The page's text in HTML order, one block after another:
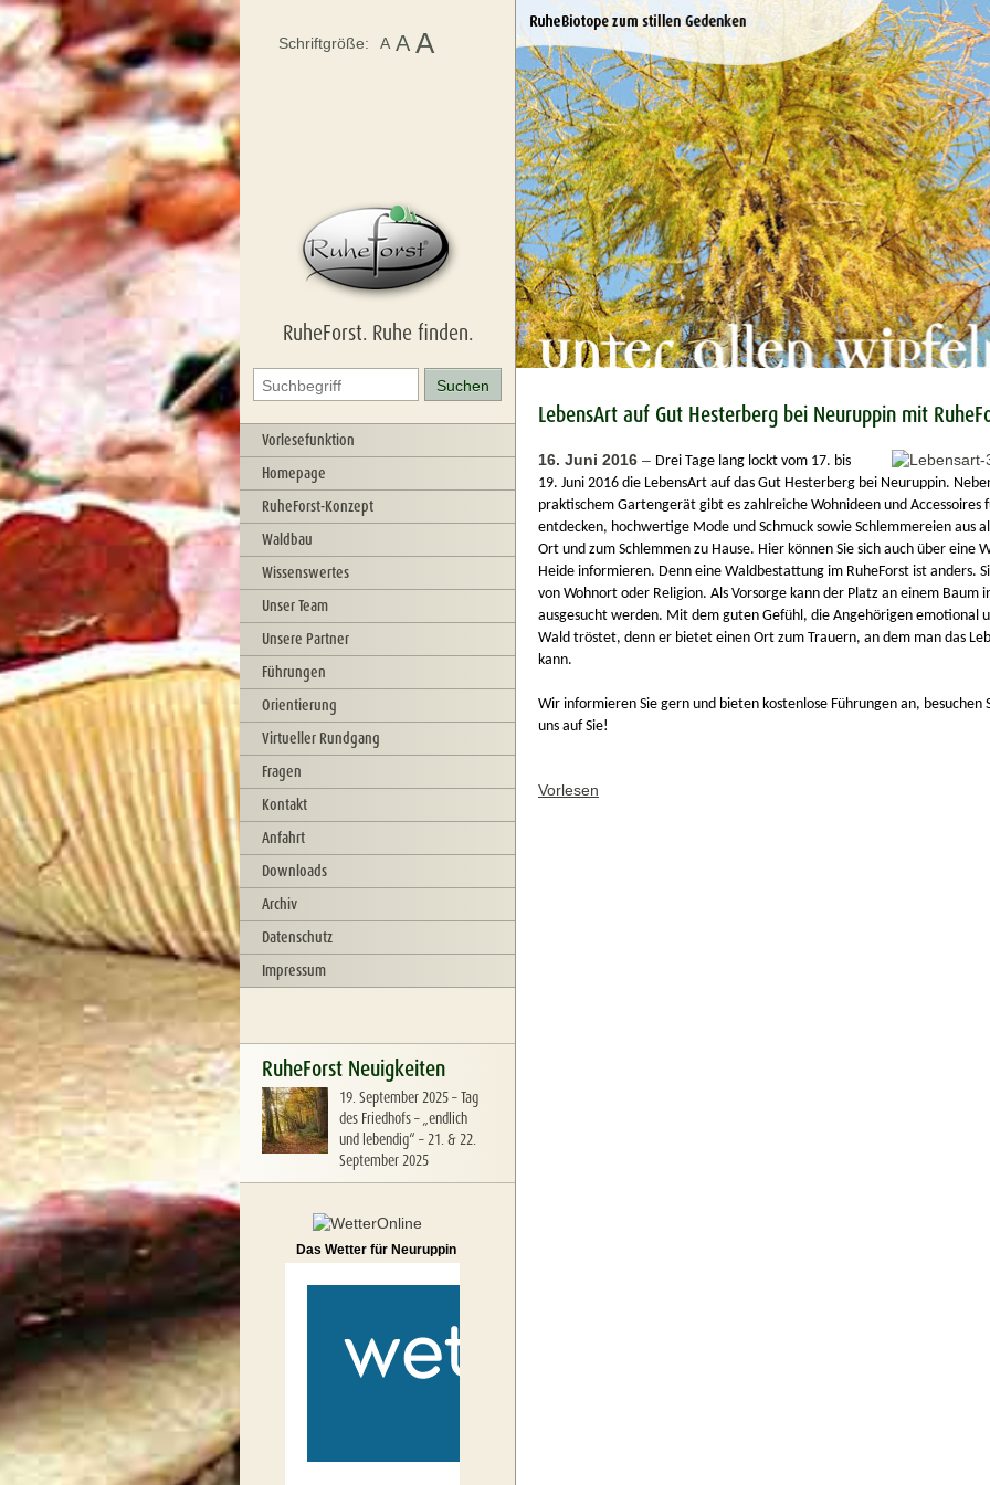
RuheForst. Ruhe finden.
Vorlesefunktion
Homepage
RuheForst-Konzept
Waldbau
Wissenswertes
Unser Team
Unsere Partner
Führungen
Orientierung
Virtueller Rundgang
Fragen
Kontakt
Anfahrt
Downloads
Archiv
Datenschutz
Impressum
RuheForst Neuigkeiten
19. September 2025–Tag
des Friedhofs – „endlich
und lebendig“ – 21. & 22.
September 2025
Schriftgröße: A A A
Das Wetter für Neuruppin
LebensArt auf Gut Hesterberg bei Neuruppin mit
16. Juni 2016 – Drei Tage lang lockt vom 17. bis
19. Juni 2016 die LebensArt auf das Gut Hesterberg bei Neuruppin.
praktischem Gartengerät gibt es zahlreiche Wohnideen und Accessoires
entdecken, hochwertige Mode und Schmuck sowie Schlemmereien aus
Ort und zum Schlemmen zu Hause. Hier können Sie sich auch über eine
Heide informieren. Denn eine Waldbestattung im RuheForst ist anders.
von Wohnort oder Religion. Als Vorsorge kann der Platz an einem Baum
ausgesucht werden. Mit dem guten Gefühl, die Angehörigen emotional
Wald tröstet, denn er bietet einen Ort zum Trauern, an dem man das
kann.
Wir informieren Sie gern und bieten kostenlose Führungen an, besuchen
uns auf Sie!
Vorlesen